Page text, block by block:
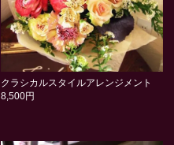
クラシカルスタイルアレンジメント
8,500円